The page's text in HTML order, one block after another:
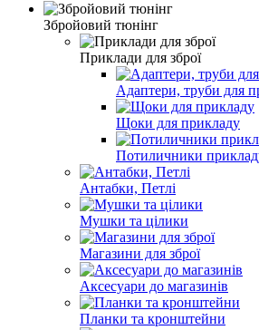
Збройовий тюнінг
Приклади для зброї
Адаптери, труби для
Щоки для прикладу
Потиличники
Антабки, Петлі
Мушки та цілики
Магазини для зброї
Аксесуари до магазинів
Планки та кронштейни